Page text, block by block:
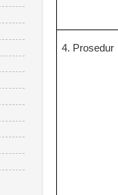
4. Prosedur